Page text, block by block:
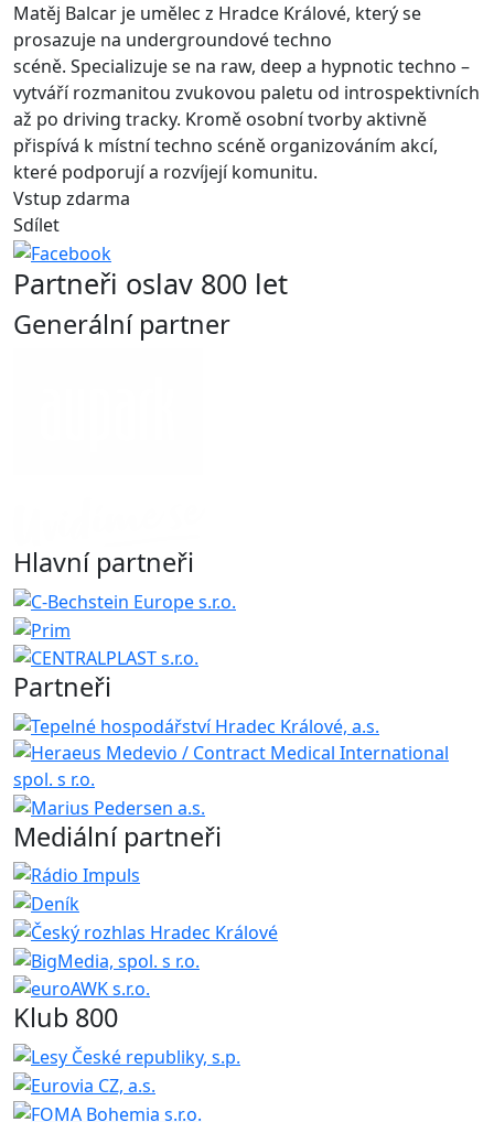
Matěj Balcar je umělec z Hradce Králové, který se
prosazuje na undergroundové techno
scéně. Specializuje se na raw, deep a hypnotic techno –
vytváří rozmanitou zvukovou paletu od introspektivních
až po driving tracky. Kromě osobní tvorby aktivně
přispívá k místní techno scéně organizováním akcí,
které podporují a rozvíjejí komunitu.
Vstup zdarma
Sdílet
Partneři oslav 800 let
Generální partner
Hlavní partneři
Partneři
Mediální partneři
Klub 800